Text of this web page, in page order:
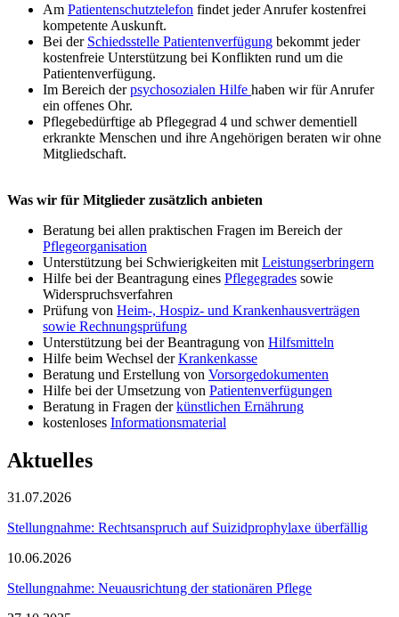
Am Patientenschutztelefon findet jeder Anrufer kostenfrei
kompetente Auskunft.
Bei der Schiedsstelle Patientenverfügung bekommt jeder
kostenfreie Unterstützung bei Konflikten rund um die
Patientenverfügung.
Im Bereich derpsychosozialen Hilfe haben wir für Anrufer
ein offenes Ohr.
Pflegebedürftige ab Pflegegrad 4 und schwer dementiell
erkrankte Menschen und ihre Angehörigen beraten wir ohne
Mitgliedschaft.
Was wir für Mitglieder zusätzlich anbieten
Beratung bei allen praktischen Fragen im Bereich der
Pflegeorganisation
Unterstützung bei Schwierigkeiten mit Leistungserbringern
Hilfe bei der Beantragung eines Pflegegrades sowie
Widerspruchsverfahren
Prüfung von Heim-, Hospiz- und Krankenhausverträgen
sowie Rechnungsprüfung
Unterstützung bei der Beantragung von Hilfsmitteln
Hilfe beim Wechsel derKrankenkasse
Beratung und Erstellung von Vorsorgedokumenten
Hilfe bei der Umsetzung von Patientenverfügungen
Beratung in Fragen derkünstlichen Ernährung
kostenloses Informationsmaterial
Aktuelles
31.07.2026
Stellungnahme: Rechtsanspruch auf Suizidprophylaxe überfällig
10.06.2026
Stellungnahme: Neuausrichtung der stationären Pflege